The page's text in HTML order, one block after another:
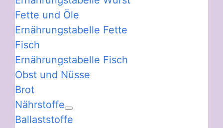
Fette und Öle
Ernährungstabelle Fette
Fisch
Ernährungstabelle Fisch
Obst und Nüsse
Brot
Nährstoffe
Ballaststoffe